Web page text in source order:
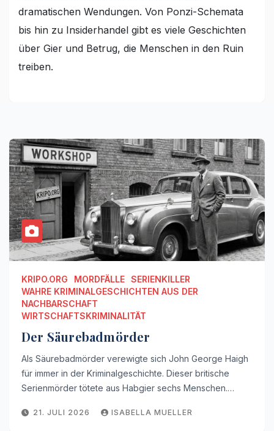
dramatischen Wendungen. Von Ponzi-Schemata
bis hin zu Insiderhandel gibt es viele Geschichten
über Gier und Betrug, die Menschen in den Ruin
treiben.
KRIPO.ORG MORDFÄLLE SERIENKILLER
WAHRE KRIMINALGESCHICHTEN AUS DER
NACHBARSCHAFT
WIRTSCHAFTSKRIMINALITÄT
Der Säurebadmörder
Als Säurebadmörder verewigte sich John George Haigh
für immer in der Kriminalgeschichte. Dieser britische
Serienmörder tötete aus Habgier sechs Menschen.…
21. JULI 2026 ISABELLA MUELLER